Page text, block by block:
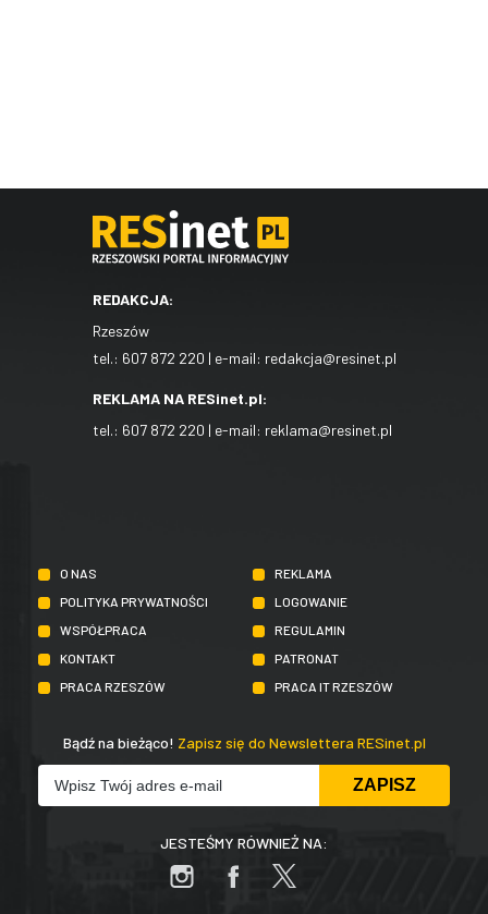
REDAKCJA:
Rzeszów
tel.: 607 872 220 | e-mail: redakcja@resinet.pl
REKLAMA NA RESinet.pl:
tel.: 607 872 220 | e-mail: reklama@resinet.pl
O NAS
REKLAMA
POLITYKA PRYWATNOŚCI
LOGOWANIE
WSPÓŁPRACA
REGULAMIN
KONTAKT
PATRONAT
PRACA RZESZÓW
PRACA IT RZESZÓW
Bądź na bieżąco! Zapisz się do Newslettera RESinet.pl
JESTEŚMY RÓWNIEŻ NA: